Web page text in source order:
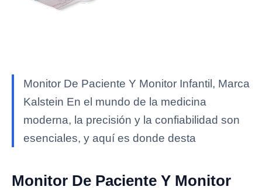
Monitor De Paciente Y Monitor Infantil, Marca
Kalstein En el mundo de la medicina
moderna, la precisión y la confiabilidad son
esenciales, y aquí es donde desta
Monitor De Paciente Y Monitor